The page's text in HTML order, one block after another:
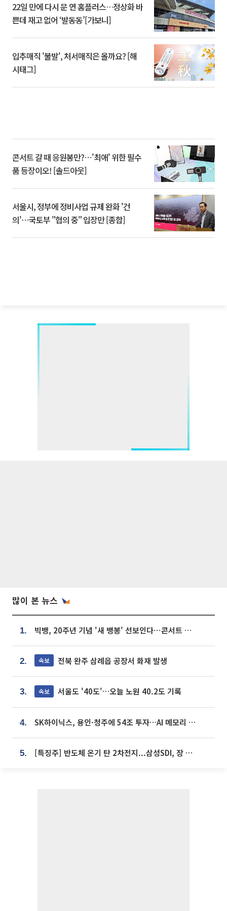
22일 만에 다시 문 연 홈플러스…정상화 바
쁜데 재고 없어 ‘발동동’[가보니]
입추매직 '불발', 처서매직은 올까요? [해
시태그]
콘서트 갈 때 응원봉만?⋯'최애' 위한 필수
품 등장이오! [솔드아웃]
서울시, 정부에 정비사업 규제 완화 '건
의'⋯국토부 "협의 중" 입장만 [종합]
많이 본 뉴스
1. 빅뱅, 20주년 기념 '새 뱅봉' 선보인다⋯콘서트 앞두고 팝업 개최
2. 속보 전북 완주 삼례읍 공장서 화재 발생
3. 속보 서울도 '40도'…오늘 노원 40.2도 기록
4. SK하이닉스, 용인·청주에 54조 투자…AI 메모리 생산기지 키운다
5. [특징주] 반도체 온기 탄 2차전지...삼성SDI, 장 초반 7% 넘게 껑충